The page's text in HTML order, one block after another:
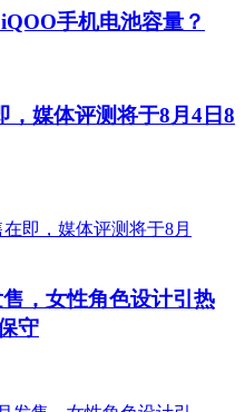
手机电池容量？
，媒体评测将于8月4日8
，女性角色设计引热
守